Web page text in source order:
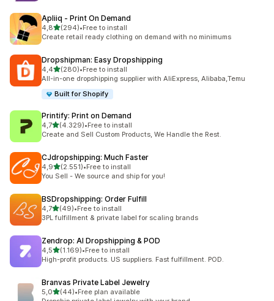
Apliiq ‑ Print On Demand
4,8de 5 estrelas
(294)
294 total de avaliações
•Free to install
Create retail ready clothing on demand with no minimums
Dropshipman: Easy Dropshipping
4,4de 5 estrelas
(280)
280 total de avaliações
•Free to install
All-in-one dropshipping supplier with AliExpress, Alibaba,Temu
Built for Shopify
Printify: Print on Demand
4,7de 5 estrelas
(4.329)
4329 total de avaliações
•Free to install
Create and Sell Custom Products, We Handle the Rest.
CJdropshipping: Much Faster
4,9de 5 estrelas
(2.551)
2551 total de avaliações
•Free to install
You Sell - We source and ship for you!
BSDropshipping: Order Fulfill
4,7de 5 estrelas
(49)
49 total de avaliações
•Free to install
3PL fulfillment & private label for scaling brands
Zendrop: AI Dropshipping & POD
4,5de 5 estrelas
(1.169)
1169 total de avaliações
•Free to install
High-profit products. US suppliers. Fast fulfillment. POD.
Branvas Private Label Jewelry
5,0de 5 estrelas
(44)
44 total de avaliações
•Free plan available